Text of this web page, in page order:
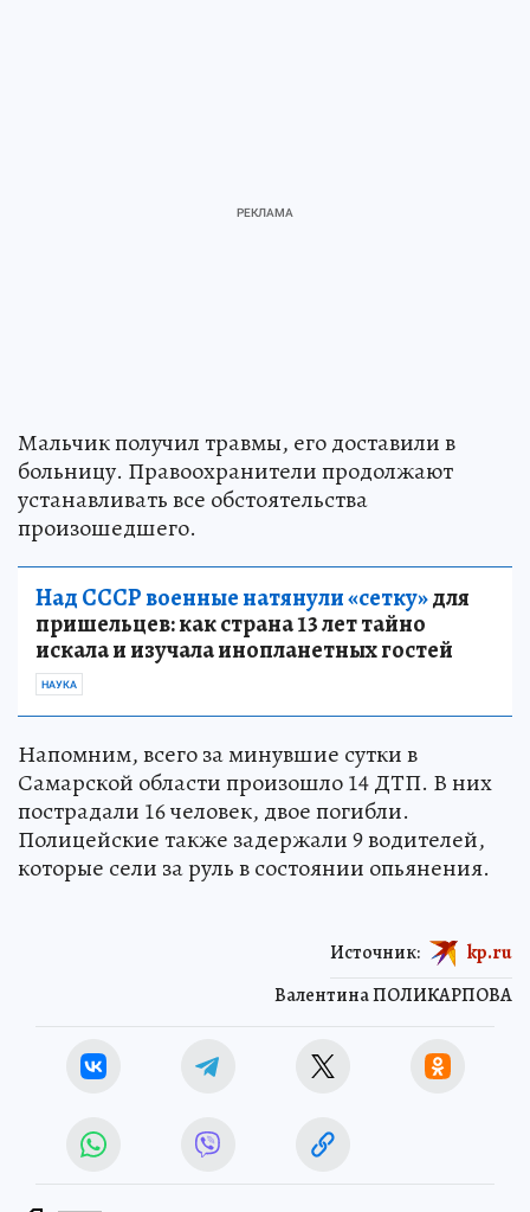
Мальчик получил травмы, его доставили в
больницу. Правоохранители продолжают
устанавливать все обстоятельства
произошедшего.
Над СССР военные натянули «сетку»для
пришельцев: как страна 13 лет тайно
искала и изучала инопланетных гостей
НАУКА
Напомним, всего за минувшие сутки в
Самарской области произошло 14 ДТП. В них
пострадали 16 человек, двое погибли.
Полицейские также задержали 9 водителей,
которые сели за руль в состоянии опьянения.
Валентина ПОЛИКАРПОВА
Источник: kp.ru